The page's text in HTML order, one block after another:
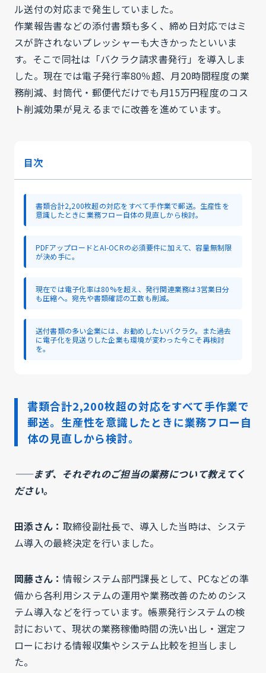
ル送付の対応まで発生していました。
作業報告書などの添付書類も多く、締め日対応ではミ
スが許されないプレッシャーも大きかったといいま
す。そこで同社は「バクラク請求書発行」を導入しま
した。現在では電子発行率80％超、月20時間程度の業
務削減、封筒代・郵便代だけでも月15万円程度のコス
ト削減効果が見えるまでに改善を進めています。
目次
書類合計2,200枚超の対応をすべて手作業で郵送。生産性を
意識したときに業務フロー自体の見直しから検討。
PDFアップロードとAI-OCRの必須要件に加えて、容量無制限
が決め手に。
現在では電子化率は80%を超え、発行関連業務は3営業日分
も圧縮へ。宛先や書類確認の工数も削減。
送付書類の多い企業には、お勧めしたいバクラク。また過去
に電子化を見送りした企業も環境が変わった今こそ再検討
を。
書類合計2,200枚超の対応をすべて手作業で
郵送。生産性を意識したときに業務フロー自
体の見直しから検討。
——まず、それぞれのご担当の業務について教えてく
ださい。
田添さん： 取締役副社長で、導入した当時は、システ
ム導入の最終決定を行いました。
岡藤さん： 情報システム部門課長として、PCなどの準
備から各利用システムの運用や業務改善のためのシス
テム導入などを行っています。帳票発行システムの検
討において、現状の業務稼働時間の洗い出し・選定フ
ローにおける情報収集やシステム比較を担当しまし
た。